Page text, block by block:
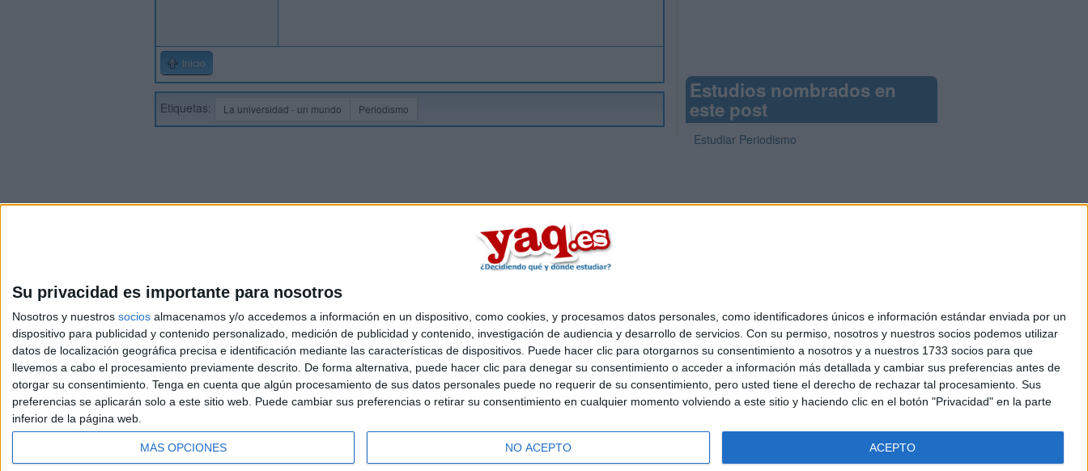
Su privacidad es importante para nosotros
Nosotros y nuestros socios almacenamos y/o accedemos a información en un dispositivo, como cookies, y procesamos datos personales, como identificadores únicos e información estándar enviada por un
dispositivo para publicidad y contenido personalizado, medición de publicidad y contenido, investigación de audiencia y desarrollo de servicios. Con su permiso, nosotros y nuestros socios podemos utilizar
datos de localización geográfica precisa e identificación mediante las características de dispositivos. Puede hacer clic para otorgarnos su consentimiento a nosotros y a nuestros 1733 socios para que
llevemos a cabo el procesamiento previamente descrito. De forma alternativa, puede hacer clic para denegar su consentimiento o acceder a información más detallada y cambiar sus preferencias antes de
otorgar su consentimiento. Tenga en cuenta que algún procesamiento de sus datos personales puede no requerir de su consentimiento, pero usted tiene el derecho de rechazar tal procesamiento. Sus
preferencias se aplicarán solo a este sitio web. Puede cambiar sus preferencias o retirar su consentimiento en cualquier momento volviendo a este sitio y haciendo clic en el botón "Privacidad" en la parte
inferior de la página web.
MÁS OPCIONES NO ACEPTO ACEPTO
Inicio
Etiquetas: La universidad - un mundo Periodismo
Estudios nombrados en
este post
Estudiar Periodismo
Quiénes somos|Contactar|Anúnciate
Aviso legal|Politica de privacidad|Condiciones generales|Política de cookies
© 2003-2026Compás Mediterráneo S.L.- Diego de León 47 - 28006 Madrid [ESPAÑA] - Tel. +34 91 593 2767